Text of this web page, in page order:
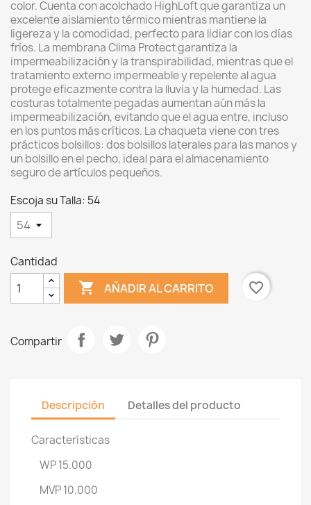
color. Cuenta con acolchado HighLoft que garantiza un
excelente aislamiento térmico mientras mantiene la
ligereza y la comodidad, perfecto para lidiar con los días
fríos. La membrana Clima Protect garantiza la
impermeabilización y la transpirabilidad, mientras que el
tratamiento externo impermeable y repelente al agua
protege eficazmente contra la lluvia y la humedad. Las
costuras totalmente pegadas aumentan aún más la
impermeabilización, evitando que el agua entre, incluso
en los puntos más críticos. La chaqueta viene con tres
prácticos bolsillos: dos bolsillos laterales para las manos y
un bolsillo en el pecho, ideal para el almacenamiento
seguro de artículos pequeños.
Escoja su Talla: 54
Cantidad
 AÑADIR AL CARRITO favorite_border
Compartir
Descripción Detalles del producto
Características
WP 15.000
MVP 10.000